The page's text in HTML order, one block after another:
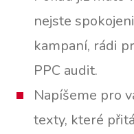
nejste
kampaní, rádi
PPC audit.
Napíšeme pro
texty, které